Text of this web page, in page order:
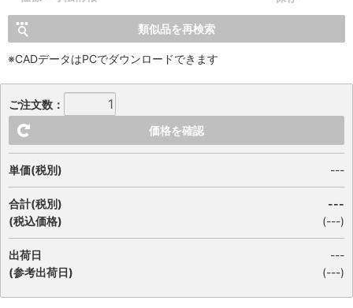
類似品を再検索
※CADデータはPCでダウンロードできます
ご注文数：
価格を確認
単価(税別) ---
合計(税別)
(税込価格)
---
(---)
出荷日
(参考出荷日)
---
(---)